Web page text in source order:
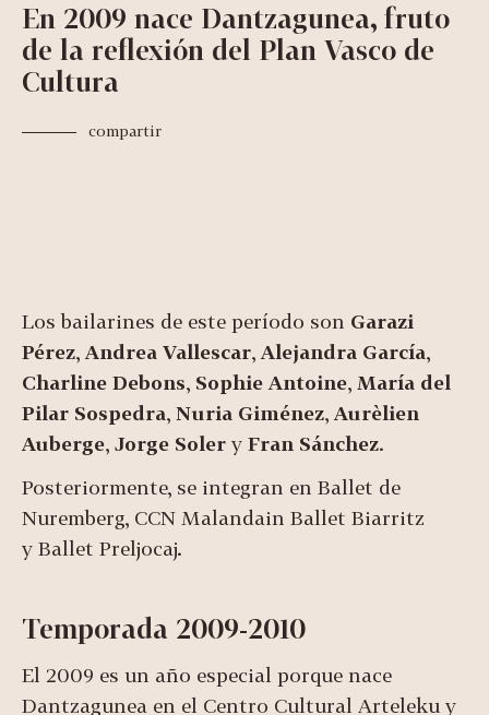
En 2009 nace Dantzagunea, fruto
de la reflexión del Plan Vasco de
Cultura
compartir
Los bailarines de este período son Garazi
Pérez, Andrea Vallescar, Alejandra García,
Charline Debons, Sophie Antoine, María del
Pilar Sospedra, Nuria Giménez, Aurèlien
Auberge, Jorge Soler y Fran Sánchez.
Posteriormente, se integran en Ballet de
Nuremberg, CCN Malandain Ballet Biarritz
y Ballet Preljocaj.
Temporada 2009-2010
El 2009 es un año especial porque nace
Dantzagunea en el Centro Cultural Arteleku y